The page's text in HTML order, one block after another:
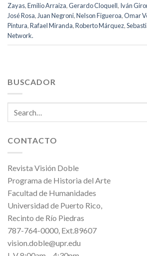
Zayas,Emilio Arraiza,Gerardo Cloquell, Iván
José Rosa, Juan Negroni,Nelson Figueroa,Omar
Pintura,Rafael Miranda,Roberto Márquez,
Network.
BUSCADOR
CONTACTO
Revista Visión Doble
Programa de Historia del Arte
Facultad de Humanidades
Universidad de Puerto Rico,
Recinto de Río Piedras
787-764-0000, Ext.89607
vision.doble@upr.edu